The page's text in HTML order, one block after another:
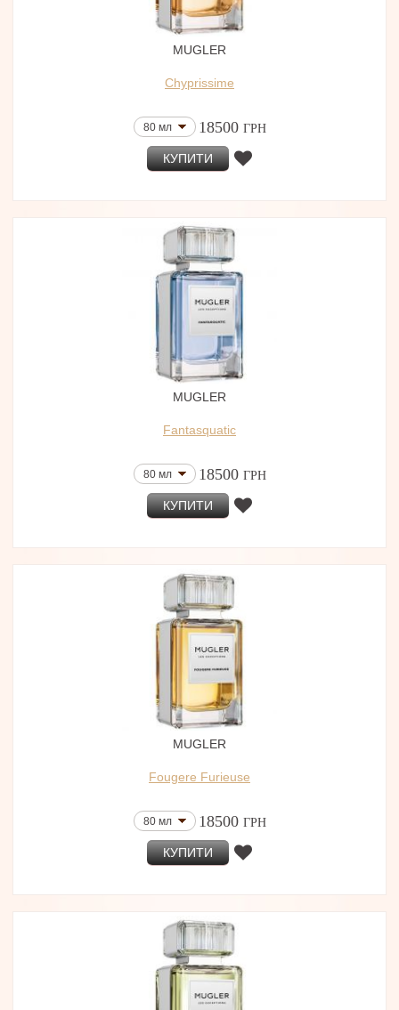
MUGLER
Chyprissime
80 мл 18500 ГРН
КУПИТИ
MUGLER
Fantasquatic
80 мл 18500 ГРН
КУПИТИ
MUGLER
Fougere Furieuse
80 мл 18500 ГРН
КУПИТИ